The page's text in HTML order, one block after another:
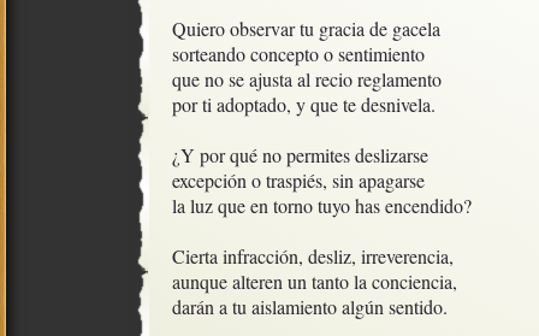
Quiero observar tu gracia de gacela
sorteando concepto o sentimiento
que no se ajusta al recio reglamento
por ti adoptado, y que te desnivela.
¿Y por qué no permites deslizarse
excepción o traspiés, sin apagarse
la luz que en torno tuyo has encendido?
Cierta infracción, desliz, irreverencia,
aunque alteren un tanto la conciencia,
darán a tu aislamiento algún sentido.